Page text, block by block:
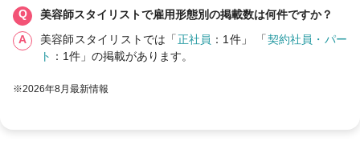
美容師スタイリストで雇用形態別の掲載数は何件ですか？
美容師スタイリストでは「正社員 ：1件」 「契約社員・パー
ト ：1件」の掲載があります。
※2026年8月最新情報